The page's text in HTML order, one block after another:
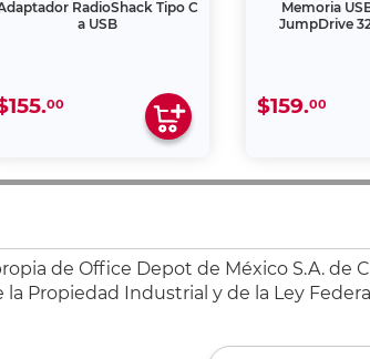
RadioShack Tipo C
a USB
00
Memoria
JumpDrive
$159.00
de Office Depot de México S.A. de
Propiedad Industrial y de la Ley